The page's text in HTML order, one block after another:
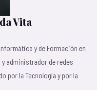
Vita
y de Formación en
administrador de redes
por la Tecnología y por la